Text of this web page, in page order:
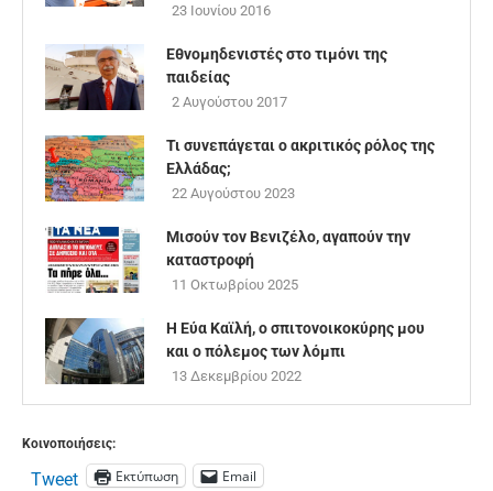
23 Ιουνίου 2016
Εθνομηδενιστές στο τιμόνι της
παιδείας
2 Αυγούστου 2017
Τι συνεπάγεται ο ακριτικός ρόλος της
Ελλάδας;
22 Αυγούστου 2023
Μισούν τον Βενιζέλο, αγαπούν την
καταστροφή
11 Οκτωβρίου 2025
Η Εύα Καϊλή, ο σπιτονοικοκύρης μου
και ο πόλεμος των λόμπι
13 Δεκεμβρίου 2022
Κοινοποιήσεις:
Tweet Εκτύπωση Email